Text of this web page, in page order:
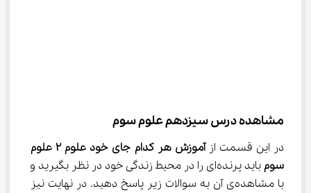
مشاهده درس سیزدهم علوم سوم
در این قسمت از
آموزش هر کدام جای خود علوم ۲ علوم
سوم
باید پرنده‌ای را در محیط زندگی خود در نظر بگیرید و
با مشاهده‌ی آن به سوالات زیر پاسخ دهید. در نهایت نیز